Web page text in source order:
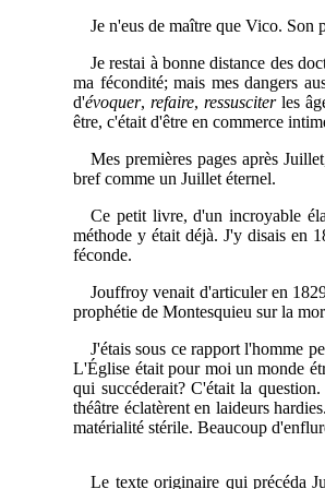
Je n'eus de maître que Vico.
Je restai à bonne distance des
ma fécondité; mais mes dangers
d'évoquer,refaire,ressusciterles
être, c'était d'être en commerce
Mes premières pages après
bref comme un Juillet éternel.
Ce petit livre, d'un incroyable
méthode y était déjà. J'y disais en
féconde.
Jouffroy venait d'articuler en
prophétie de Montesquieu sur la
J'étais sous ce rapport l'homme
L'Église était pour moi un monde
qui succéderait? C'était la
théâtre éclatèrent en laideurs
matérialité stérile. Beaucoup
Le texte originaire qui précéda